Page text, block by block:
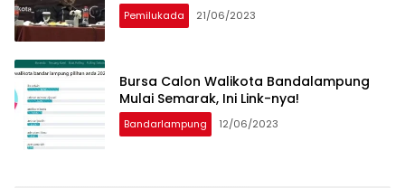
Pemilukada 21/06/2023
Bursa Calon Walikota Bandalampung
Mulai Semarak, Ini Link-nya!
Bandarlampung 12/06/2023